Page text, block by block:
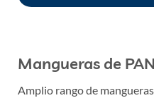
Mangueras de
Amplio rango de